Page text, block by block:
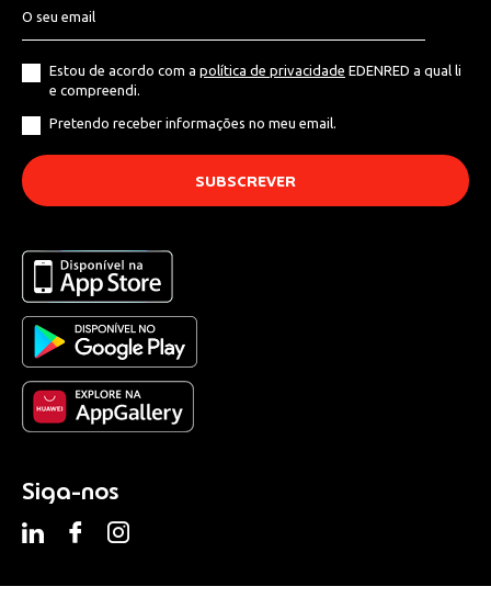
Estou de acordo com a política de privacidade EDENRED a qual li
e compreendi.
Pretendo receber informações no meu email.
Siga-nos